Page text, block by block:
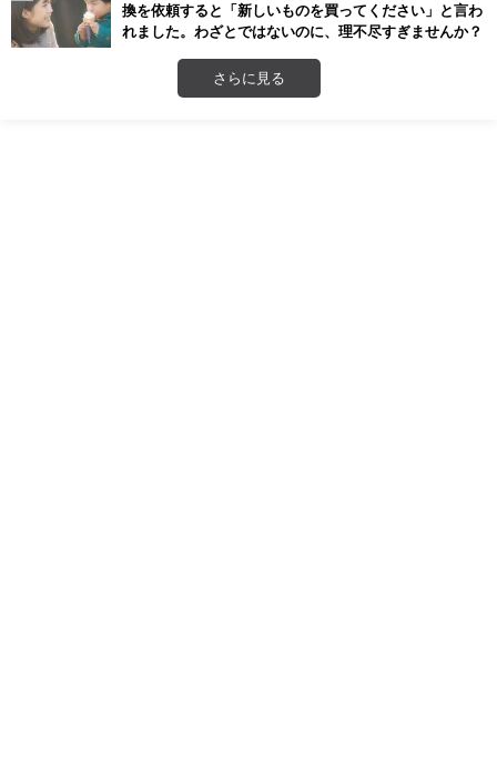
換を依頼すると「新しいものを買ってください」と言わ
れました。わざとではないのに、理不尽すぎませんか？
さらに見る